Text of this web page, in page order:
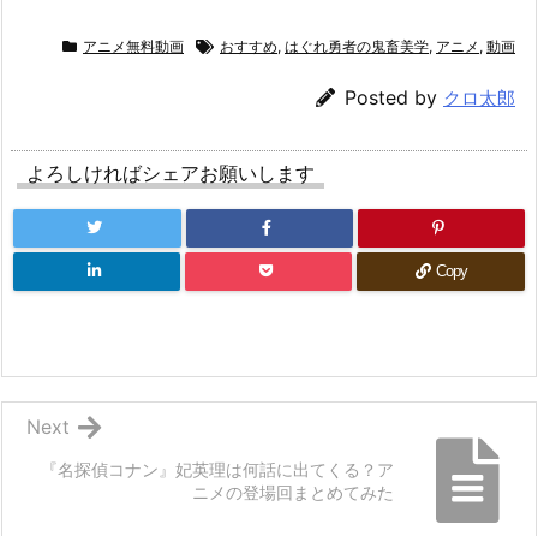
アニメ無料動画 おすすめ, はぐれ勇者の鬼畜美学, アニメ , 動画
Posted by クロ太郎
よろしければシェアお願いします
Copy
『名探偵コナン』妃英理は何話に出てくる？ア
ニメの登場回まとめてみた
Next